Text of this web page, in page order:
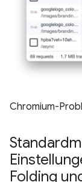
Chromium-
Folding